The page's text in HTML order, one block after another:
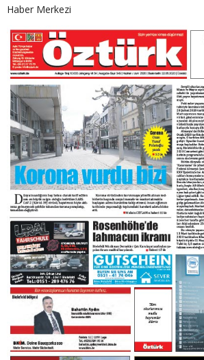
Haber Merkezi